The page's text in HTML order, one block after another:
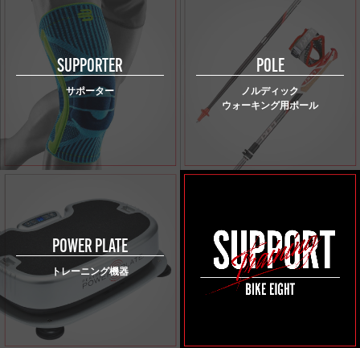
SUPPORTER
サポーター
POLE
ノルディック
ウォーキング用ポール
POWER PLATE
トレーニング機器